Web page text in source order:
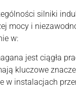
silniki
mocy i
w:
jest ciągła
kluczowe
w instalacjach